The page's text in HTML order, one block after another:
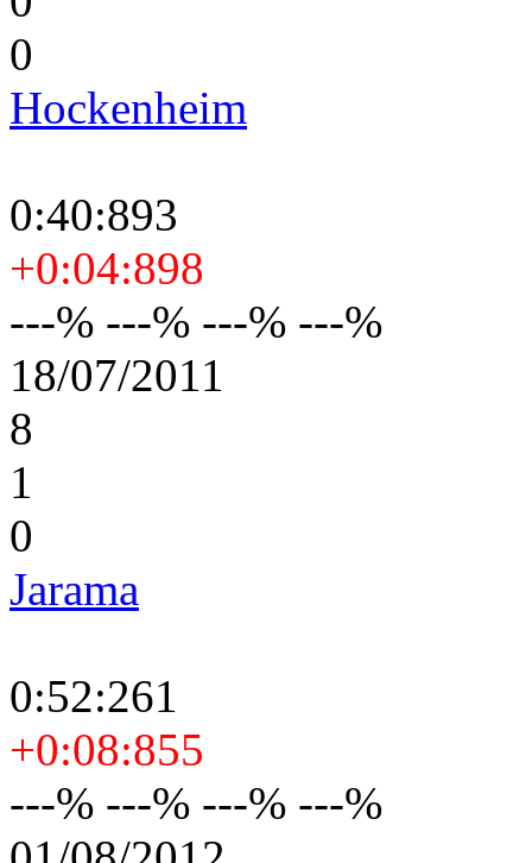
0
Hockenheim
0:40:893
+0:04:898
---% ---% ---% ---%
18/07/2011
8
1
0
Jarama
0:52:261
+0:08:855
---% ---% ---% ---%